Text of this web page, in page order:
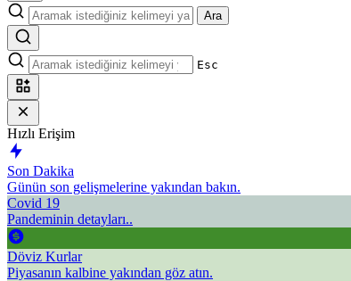
Ara
Esc
Hızlı Erişim
Son Dakika
Günün son gelişmelerine yakından bakın.
Covid 19
Pandeminin detayları..
Döviz Kurlar
Piyasanın kalbine yakından göz atın.